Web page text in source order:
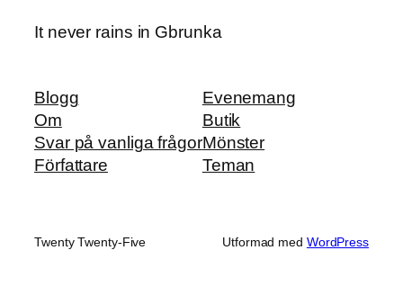
It never rains in Gbrunka
Blogg
Om
Svar på vanliga frågor
Författare
Evenemang
Butik
Mönster
Teman
Twenty Twenty-Five Utformad med WordPress